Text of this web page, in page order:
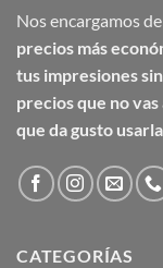
Nos encargamos
precios más
tus impresiones
precios que no
que da gusto usarla
CATEGORÍAS